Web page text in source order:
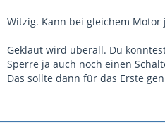
Witzig. Kann bei gleichem Motor
Geklaut wird überall. Du
Sperre ja auch noch einen
Das sollte dann für das Erste